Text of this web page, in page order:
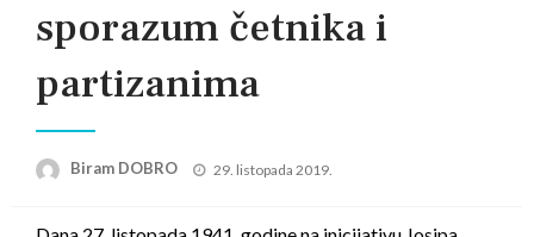
sporazum četnika i
partizanima
Biram DOBRO
Posted
29. listopada 2019.